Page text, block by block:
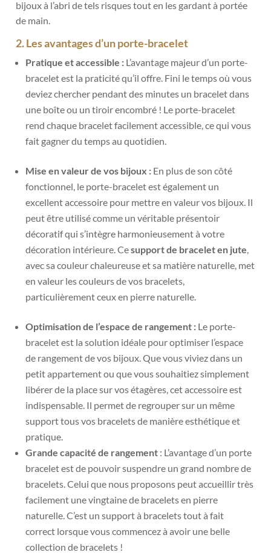
bijoux à l’abri de tels risques tout en les gardant à portée
de main.
2. Les avantages d’un porte-bracelet
Pratique et accessible : L’avantage majeur d’un porte-
bracelet est la praticité qu’il offre. Fini le temps où vous
deviez chercher pendant des minutes un bracelet dans
une boîte ou un tiroir encombré ! Le porte-bracelet
rend chaque bracelet facilement accessible, ce qui vous
fait gagner du temps au quotidien.
Mise en valeur de vos bijoux : En plus de son côté
fonctionnel, le porte-bracelet est également un
excellent accessoire pour mettre en valeur vos bijoux. Il
peut être utilisé comme un véritable présentoir
décoratif qui s’intègre harmonieusement à votre
décoration intérieure. Cesupport de bracelet en jute
avec sa couleur chaleureuse et sa matière naturelle, met
en valeur les couleurs de vos bracelets,
particulièrement ceux en pierre naturelle.
Optimisation de l’espace de rangement : Le porte-
bracelet est la solution idéale pour optimiser l’espace
de rangement de vos bijoux. Que vous viviez dans un
petit appartement ou que vous souhaitiez simplement
libérer de la place sur vos étagères, cet accessoire est
indispensable. Il permet de regrouper sur un même
support tous vos bracelets de manière esthétique et
pratique.
Grande capacité de rangement : L’avantage d’un porte
bracelet est de pouvoir suspendre un grand nombre de
bracelets. Celui que nous proposons peut accueillir très
facilement une vingtaine de bracelets en pierre
naturelle. C’est un support à bracelets tout à fait
correct lorsque vous commencez à avoir une belle
collection de bracelets !